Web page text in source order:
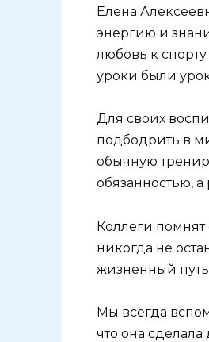
Елена
энергию и
любовь к
уроки были
Для своих
подбодрить в
обычную
обязанностью,
Коллеги помнят
никогда не
жизненный
Мы всегда
что она